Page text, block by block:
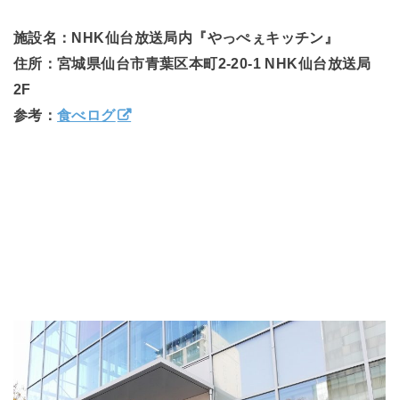
施設名：NHK仙台放送局内『やっぺぇキッチン』
住所：宮城県仙台市青葉区本町2-20-1 NHK仙台放送局
2F
参考：食べログ